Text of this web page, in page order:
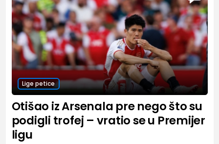
Lige petice
Otišao iz Arsenala pre nego što su
podigli trofej – vratio se u Premijer
ligu